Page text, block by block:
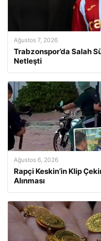
Ağustos 7, 2026
Trabzonspor’da Salah
Netleşti
Ağustos 6, 2026
Rapçi Keskin’in Klip
Alınması